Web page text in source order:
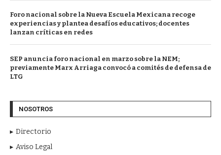
Foro nacional sobre la Nueva Escuela Mexicana recoge
experiencias y plantea desafíos educativos; docentes
lanzan críticas en redes
SEP anuncia foro nacional en marzo sobre la NEM;
previamente Marx Arriaga convocó a comités de defensa de
LTG
NOSOTROS
Directorio
Aviso Legal